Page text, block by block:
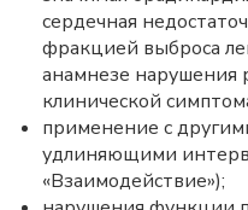
сердечная
фракцией выброса
анамнезе
клинической
применение с
удлиняющими
«Взаимодействие»);